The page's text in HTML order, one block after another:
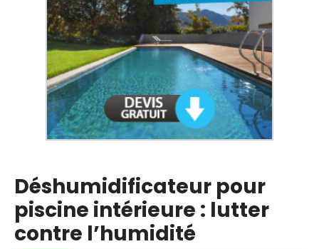
Déshumidificateur pour
piscine intérieure : lutter
contre l’humidité